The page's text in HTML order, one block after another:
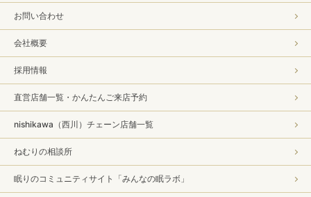
お問い合わせ
会社概要
採用情報
直営店舗一覧・かんたんご来店予約
nishikawa（西川）チェーン店舗一覧
ねむりの相談所
眠りのコミュニティサイト「みんなの眠ラボ」